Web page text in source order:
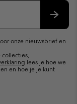
onze nieuwsbrief en
lees je hoe we
en hoe je je kunt